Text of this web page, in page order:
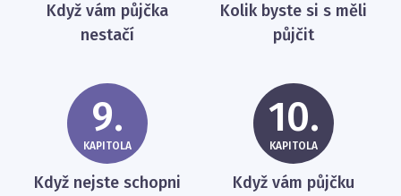
Když vám půjčka
nestačí
Kolik byste si s měli
půjčit
9.
KAPITOLA
Když nejste schopni
10.
KAPITOLA
Když vám půjčku